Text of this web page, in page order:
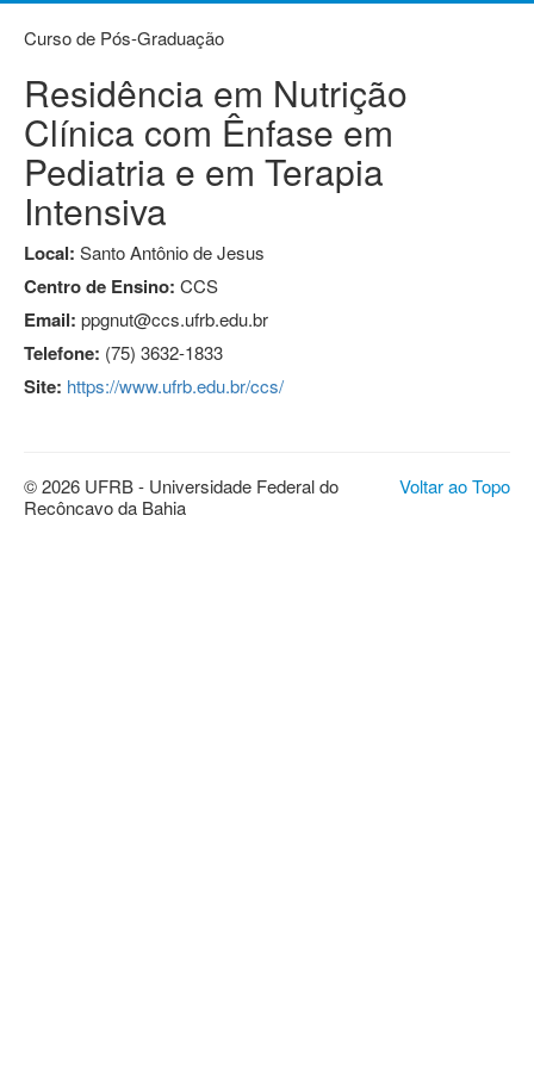
Curso de Pós-Graduação
Residência em Nutrição
Clínica com Ênfase em
Pediatria e em Terapia
Intensiva
Local: Santo Antônio de Jesus
Centro de Ensino: CCS
Email: ppgnut@ccs.ufrb.edu.br
Telefone: (75) 3632-1833
Site: https://www.ufrb.edu.br/ccs/
Voltar ao Topo
© 2026 UFRB - Universidade Federal do
Recôncavo da Bahia